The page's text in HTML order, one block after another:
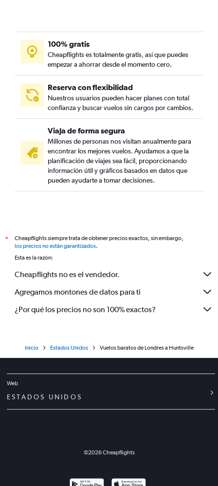
100% gratis
Cheapflights es totalmente gratis, así que puedes
empezar a ahorrar desde el momento cero.
Reserva con flexibilidad
Nuestros usuarios pueden hacer planes con total
confianza y buscar vuelos sin cargos por cambios.
Viaja de forma segura
Millones de personas nos visitan anualmente para
encontrar los mejores vuelos. Ayudamos a que la
planificación de viajes sea fácil, proporcionando
información útil y gráficos basados en datos que
pueden ayudarte a tomar decisiones.
*
Cheapflights siempre trata de obtener precios exactos, sin embargo,
los precios no están garantizados.
Esta es la razón:
Cheapflights no es el vendedor.
Agregamos montones de datos para ti
¿Por qué los precios no son 100% exactos?
Inicio Estados Unidos Vuelos baratos de Londres a Huntsville
Web
ESTADOS UNIDOS
©2026Cheapflights